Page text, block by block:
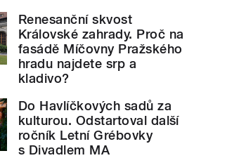
Renesanční skvost
Královské zahrady. Proč na
fasádě Míčovny Pražského
hradu najdete srp a
kladivo?
Do Havlíčkových sadů za
kulturou. Odstartoval další
ročník Letní Grébovky
s Divadlem MA